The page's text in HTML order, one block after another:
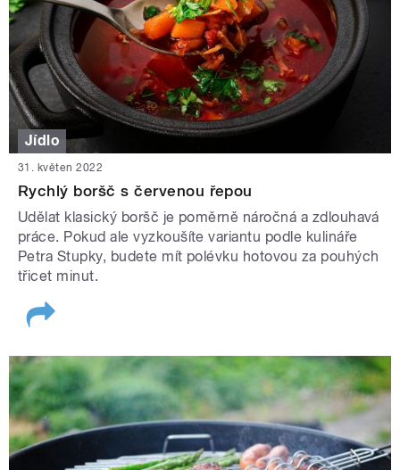
Jídlo
31. květen 2022
Rychlý boršč s červenou řepou
Udělat klasický boršč je poměrně náročná a zdlouhavá
práce. Pokud ale vyzkoušíte variantu podle kulináře
Petra Stupky, budete mít polévku hotovou za pouhých
třicet minut.